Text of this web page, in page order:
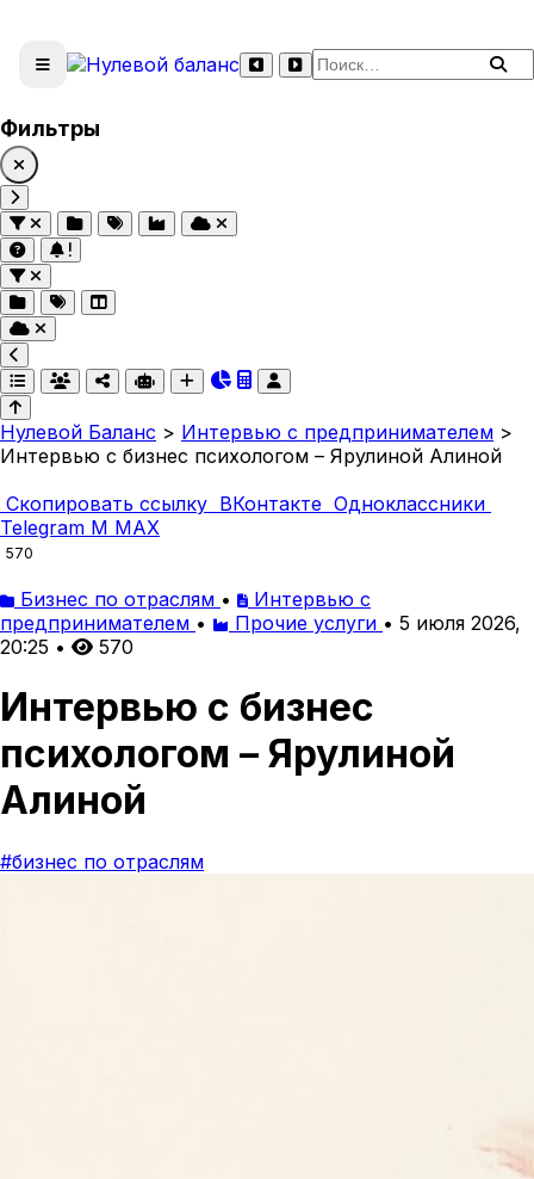
Поиск по сайту
Фильтры
Нулевой Баланс > Интервью с предпринимателем >
Интервью с бизнес психологом – Ярулиной Алиной
Скопировать ссылку ВКонтакте Одноклассники
Telegram M MAX
570
Бизнес по отраслям •
Интервью с
предпринимателем • Прочие услуги • 5 июля 2026,
20:25 • 570
Интервью с бизнес
психологом – Ярулиной
Алиной
#бизнес по отраслям